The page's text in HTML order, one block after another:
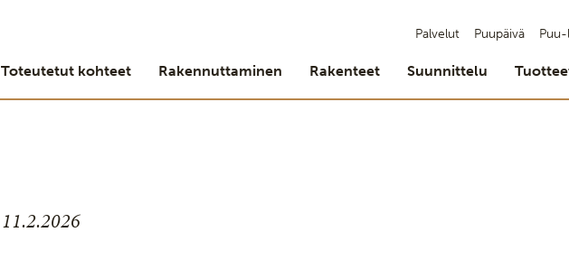
Palvelut Puupäivä
Toteutetut kohteet Rakennuttaminen Rakenteet Suunnittelu
11.2.2026